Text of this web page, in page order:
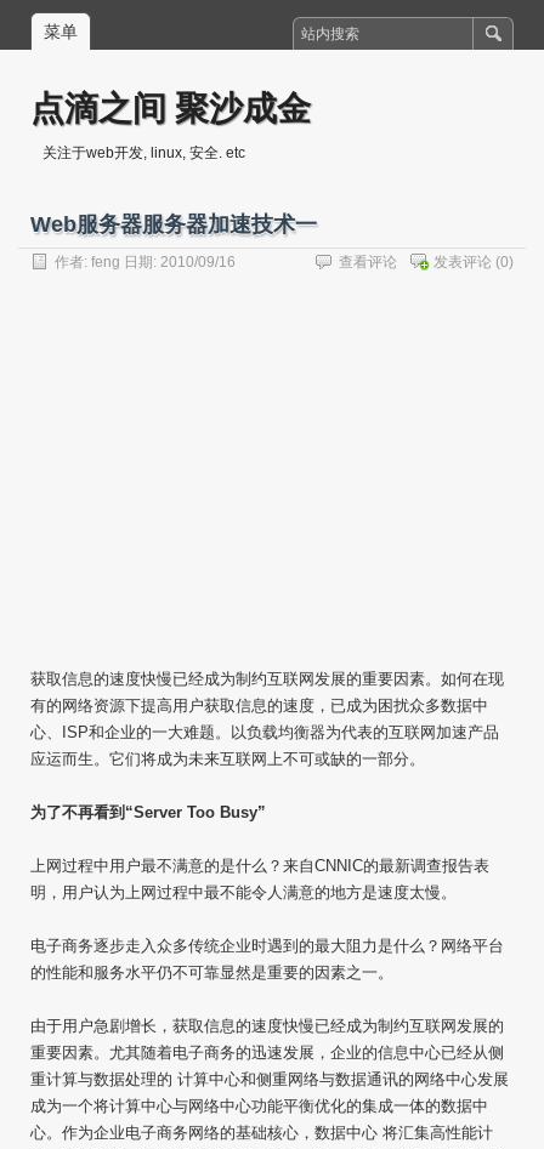
菜单
点滴之间 聚沙成金
关注于web开发, linux, 安全. etc
Web服务器服务器加速技术一
作者: feng 日期: 2010/09/16 发表评论 (0)
查看评论
获取信息的速度快慢已经成为制约互联网发展的重要因素。如何在现
有的网络资源下提高用户获取信息的速度，已成为困扰众多数据中
心、ISP和企业的一大难题。以负载均衡器为代表的互联网加速产品
应运而生。它们将成为未来互联网上不可或缺的一部分。
为了不再看到“Server Too Busy”
上网过程中用户最不满意的是什么？来自CNNIC的最新调查报告表
明，用户认为上网过程中最不能令人满意的地方是速度太慢。
电子商务逐步走入众多传统企业时遇到的最大阻力是什么？网络平台
的性能和服务水平仍不可靠显然是重要的因素之一。
由于用户急剧增长，获取信息的速度快慢已经成为制约互联网发展的
重要因素。尤其随着电子商务的迅速发展，企业的信息中心已经从侧
重计算与数据处理的 计算中心和侧重网络与数据通讯的网络中心发展
成为一个将计算中心与网络中心功能平衡优化的集成一体的数据中
心。作为企业电子商务网络的基础核心，数据中心 将汇集高性能计